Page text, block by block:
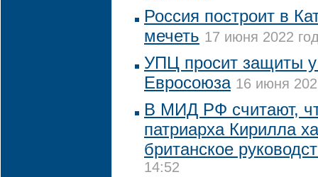
Россия построит в
мечеть 17 июня 2022
УПЦ просит защиты
Евросоюза 16 июня
В МИД РФ считают,
патриарха Кирилла
британское
14:52